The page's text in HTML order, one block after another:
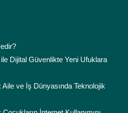
Dijital Güvenlikte Yeni Ufuklara
Aile ve İş Dünyasında Teknolojik